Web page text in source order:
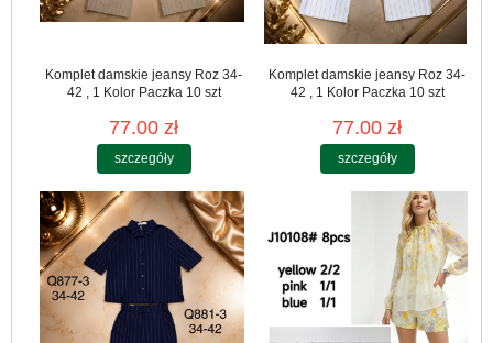
Komplet damskie jeansy Roz 34-
42 , 1 Kolor Paczka 10 szt
77.00 zł
szczegóły
Komplet damskie jeansy Roz 34-
42 , 1 Kolor Paczka 10 szt
77.00 zł
szczegóły